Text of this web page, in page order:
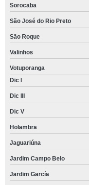
Sorocaba
São José do Rio Preto
São Roque
Valinhos
Votuporanga
Dic I
Dic III
Dic V
Holambra
Jaguariúna
Jardim Campo Belo
Jardim García